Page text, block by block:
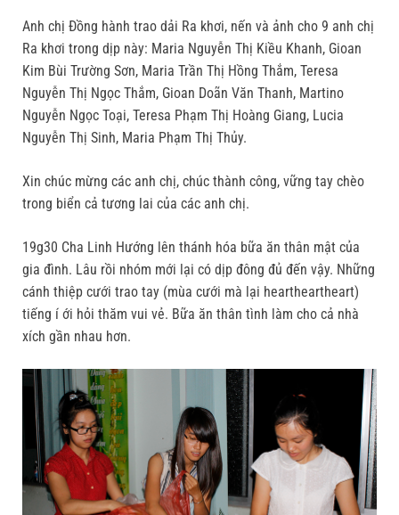
Anh chị Đồng hành trao dải Ra khơi, nến và ảnh cho 9 anh chị
Ra khơi trong dịp này: Maria Nguyễn Thị Kiều Khanh, Gioan
Kim Bùi Trường Sơn, Maria Trần Thị Hồng Thắm, Teresa
Nguyễn Thị Ngọc Thắm, Gioan Doãn Văn Thanh, Martino
Nguyễn Ngọc Toại, Teresa Phạm Thị Hoàng Giang, Lucia
Nguyễn Thị Sinh, Maria Phạm Thị Thủy.
Xin chúc mừng các anh chị, chúc thành công, vững tay chèo
trong biển cả tương lai của các anh chị.
19g30 Cha Linh Hướng lên thánh hóa bữa ăn thân mật của
gia đình. Lâu rồi nhóm mới lại có dịp đông đủ đến vậy. Những
cánh thiệp cưới trao tay (mùa cưới mà lại heartheartheart)
tiếng í ới hỏi thăm vui vẻ. Bữa ăn thân tình làm cho cả nhà
xích gần nhau hơn.